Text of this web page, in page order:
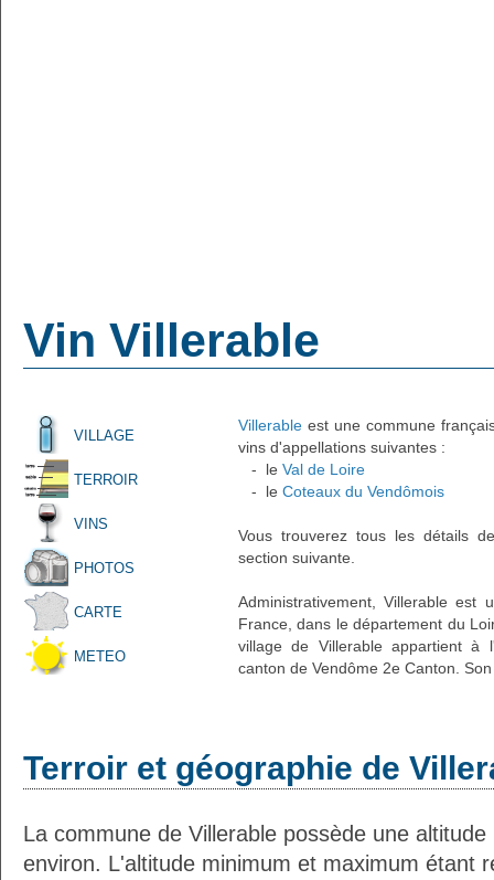
Vin Villerable
VILLAGE
TERROIR
VINS
PHOTOS
CARTE
METEO
Villerable est une commune
vins d'appellations suivantes :
- le Val de Loire
- le Coteaux du Vendômois
Vous trouverez tous les détails
section suivante.
Administrativement, Villerable
France, dans le département du
village de Villerable appartient à
canton de Vendôme 2e Canton.
Terroir et géographie de
La commune de Villerable possède une
environ. L'altitude minimum et maximum étant